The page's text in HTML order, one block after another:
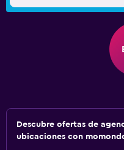
Descubre ofertas de
ubicaciones con